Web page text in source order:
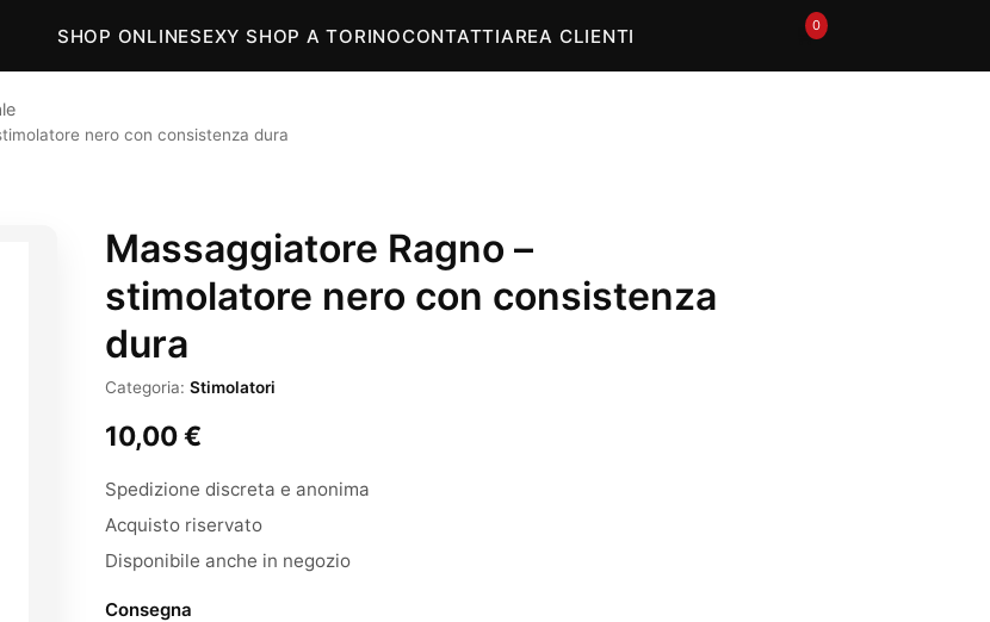
SHOP ONLINESEXY SHOP A TORINOCONTATTIAREA CLIENTI 🛒0
nero con consistenza dura
Massaggiatore Ragno –
stimolatore nero con consistenza
dura
Categoria: Stimolatori
10,00€
Spedizione discreta e anonima
Acquisto riservato
Disponibile anche in negozio
Consegna